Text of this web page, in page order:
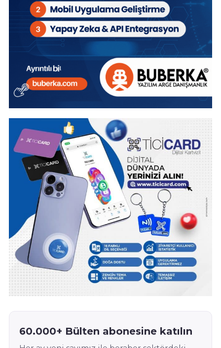
60.000+ Bülten abonesine katılın